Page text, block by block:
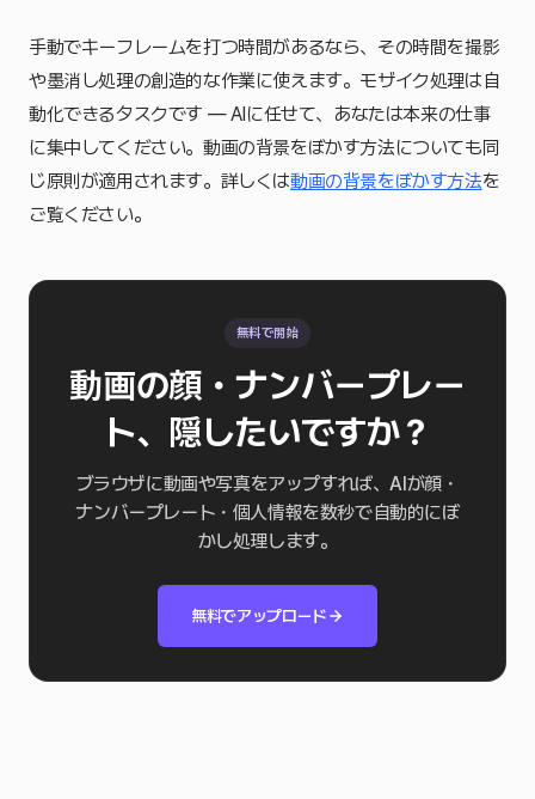
手動でキーフレームを打つ時間があるなら、その時間を撮影
や墨消し処理の創造的な作業に使えます。モザイク処理は自
動化できるタスクです — AIに任せて、あなたは本来の仕事
に集中してください。動画の背景をぼかす方法についても同
じ原則が適用されます。詳しくは動画の背景をぼかす方法を
ご覧ください。
無料で開始
動画の顔・ナンバープレー
ト、隠したいですか？
ブラウザに動画や写真をアップすれば、AIが顔・
ナンバープレート・個人情報を数秒で自動的にぼ
かし処理します。
無料でアップロード